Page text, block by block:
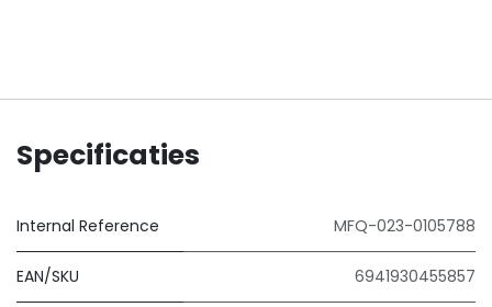
Specificaties
Internal Reference MFQ-023-0105788
EAN/SKU 6941930455857